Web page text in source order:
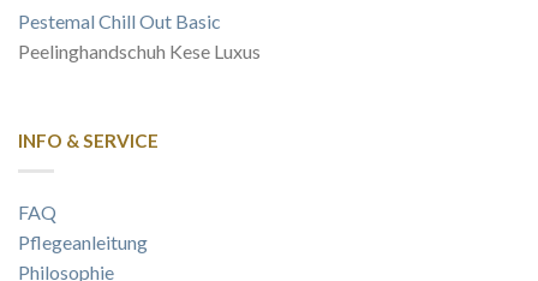
Pestemal Chill Out Basic
Peelinghandschuh Kese Luxus
INFO & SERVICE
FAQ
Pflegeanleitung
Philosophie